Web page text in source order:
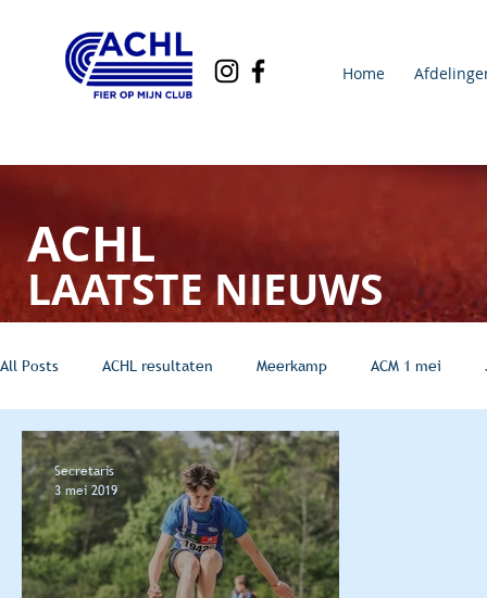
Home
ACHL
LAATSTE NIEUWS
All Posts ACHL resultaten Meerkamp ACM 1 mei
Secretaris
3 mei 2019